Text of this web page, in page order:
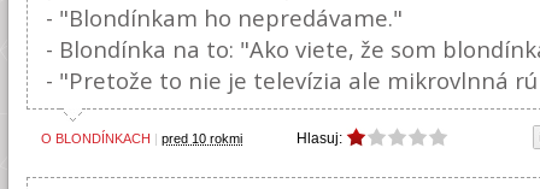
- "Blondínkam ho nepredávame."
- Blondínka na to: "Ako viete, že som
- "Pretože to nie je televízia ale mikrovlnná
O BLONDÍNKACH | pred 10 rokmi Hlasuj: